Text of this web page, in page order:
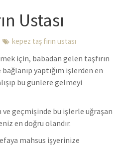
Ustası
kepez taş fırın ustası
için, babadan gelen taşfırın
yaptığım işlerden en
bu günlere gelmeyi
ve geçmişinde bu işlerle uğraşan
en doğru olandır.
mahsus işyerinize